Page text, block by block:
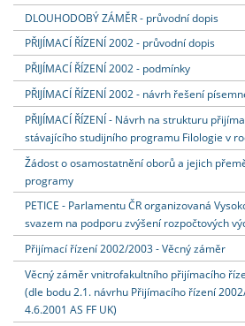
DLOUHODOBÝ ZÁMĚR - průvodní dopis
PŘIJÍMACÍ ŘÍZENÍ 2002 - průvodní dopis
PŘIJÍMACÍ ŘÍZENÍ 2002 - podmínky
PŘIJÍMACÍ ŘÍZENÍ 2002 - návrh řešení
PŘIJÍMACÍ ŘÍZENÍ - Návrh na strukturu
stávajícího studijního programu Filologie v
Žádost o osamostatnění oborů a jejich
programy
PETICE - Parlamentu ČR organizovaná
svazem na podporu zvýšení rozpočtových
Přijímací řízení 2002/2003 - Věcný záměr
Věcný záměr vnitrofakultního přijímacího
(dle bodu 2.1. návrhu Přijímacího řízení
4.6.2001 AS FF UK)